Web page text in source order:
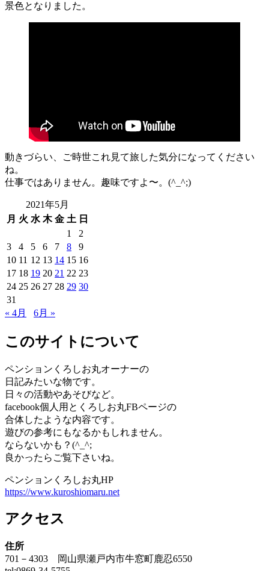
景色となりました。
動きづらい、ご時世これ見て旅した気分になってください
ね。
仕事ではありません。趣味ですよ〜。(^_^;)
2021年5月
月 火 水 木 金 土 日
1
2
3
4 5 6 7 8
9
10 11 12 13 14 15 16
17 18 19 20 21 22 23
24 25 26 27 28 29 30
31
« 4月
6月 »
このサイトについて
ペンションくろしお丸オーナーの
日記みたいな物です。
日々の活動やあそびなど。
facebook個人用とくろしお丸FBページの
合体したような内容です。
遊びの参考にもなるかもしれません。
ならないかも？(^_^;
良かったらご覧下さいね。
ペンションくろしお丸HP
https://www.kuroshiomaru.net
アクセス
住所
701－4303 岡山県瀬戸内市牛窓町鹿忍6550